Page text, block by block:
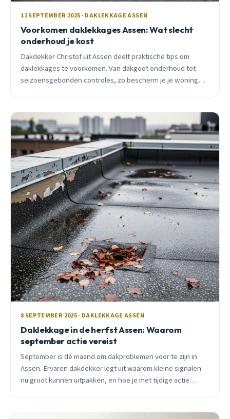
11 SEPTEMBER 2025 · DAKLEKKAGE ASSEN
Voorkomen daklekkages Assen: Wat slecht
onderhoud je kost
Dakdekker Christof uit Assen deelt praktische tips om
daklekkages te voorkomen. Van dakgoot onderhoud tot
seizoensgebonden controles, zo bescherm je je woning
8 SEPTEMBER 2025 · DAKLEKKAGE ASSEN
Daklekkage in de herfst Assen: Waarom
september actie vereist
September is dé maand om dakproblemen voor te zijn in
Assen. Ervaren dakdekker legt uit waarom kleine signalen
nu groot kunnen uitpakken, en hoe je met tijdige actie